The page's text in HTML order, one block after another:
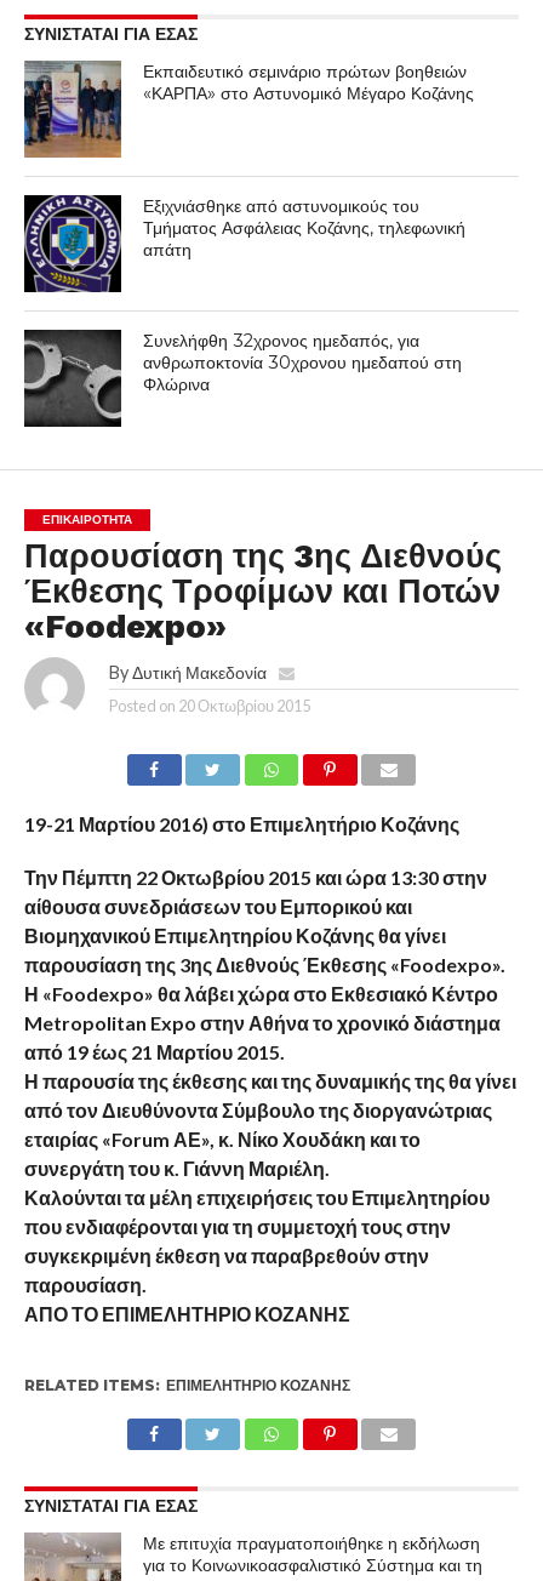
ΣΥΝΙΣΤΑΤΑΙ ΓΙΑ ΕΣΑΣ
Εκπαιδευτικό σεμινάριο πρώτων βοηθειών
«ΚΑΡΠΑ» στο Αστυνομικό Μέγαρο Κοζάνης
Εξιχνιάσθηκε από αστυνομικούς του
Τμήματος Ασφάλειας Κοζάνης, τηλεφωνική
απάτη
Συνελήφθη 32χρονος ημεδαπός, για
ανθρωποκτονία 30χρονου ημεδαπού στη
Φλώρινα
ΕΠΙΚΑΙΡΟΤΗΤΑ
Παρουσίαση της 3ης Διεθνούς
Έκθεσης Τροφίμων και Ποτών
«Foodexpo»
By Δυτική Μακεδονία
Posted on 20 Οκτωβρίου 2015
19-21 Μαρτίου 2016) στο Επιμελητήριο Κοζάνης
Την Πέμπτη 22 Οκτωβρίου 2015 και ώρα 13:30 στην
αίθουσα συνεδριάσεων του Εμπορικού και
Βιομηχανικού Επιμελητηρίου Κοζάνης θα γίνει
παρουσίαση της 3ης Διεθνούς Έκθεσης «Foodexpo».
Η «Foodexpo» θα λάβει χώρα στο Εκθεσιακό Κέντρο
Metropolitan Expo στην Αθήνα το χρονικό διάστημα
από 19 έως 21 Μαρτίου 2015.
Η παρουσία της έκθεσης και της δυναμικής της θα γίνει
από τον Διευθύνοντα Σύμβουλο της διοργανώτριας
εταιρίας «Forum ΑΕ», κ. Νίκο Χουδάκη και το
συνεργάτη του κ. Γιάννη Μαριέλη.
Καλούνται τα μέλη επιχειρήσεις του Επιμελητηρίου
που ενδιαφέρονται για τη συμμετοχή τους στην
συγκεκριμένη έκθεση να παραβρεθούν στην
παρουσίαση.
ΑΠΟ ΤΟ ΕΠΙΜΕΛΗΤΗΡΙΟ ΚΟΖΑΝΗΣ
RELATED ITEMS: ΕΠΙΜΕΛΗΤΉΡΙΟ ΚΟΖΆΝΗΣ
ΣΥΝΙΣΤΑΤΑΙ ΓΙΑ ΕΣΑΣ
Με επιτυχία πραγματοποιήθηκε η εκδήλωση
για το Κοινωνικοασφαλιστικό Σύστημα και τη